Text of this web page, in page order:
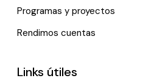
Programas y proyectos
Rendimos cuentas
Links útiles